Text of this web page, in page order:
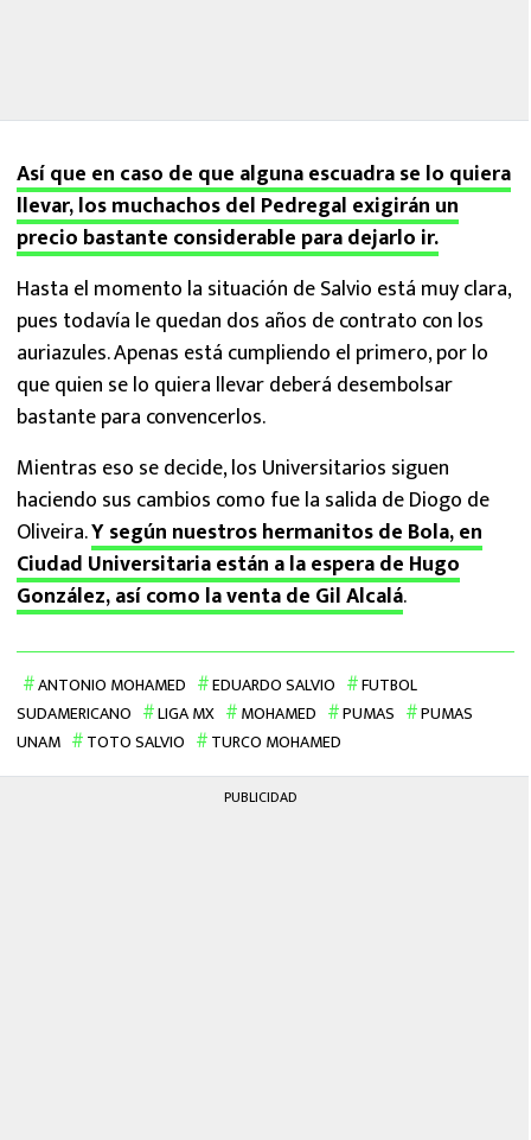
Así que en caso de que alguna escuadra se lo quiera
llevar, los muchachos del Pedregal exigirán un
precio bastante considerable para dejarlo ir.
Hasta el momento la situación de Salvio está muy clara,
pues todavía le quedan dos años de contrato con los
auriazules. Apenas está cumpliendo el primero, por lo
que quien se lo quiera llevar deberá desembolsar
bastante para convencerlos.
Mientras eso se decide, los Universitarios siguen
haciendo sus cambios como fue la salida de Diogo de
Oliveira.Y según nuestros hermanitos de Bola, en
Ciudad Universitaria están a la espera de Hugo
González, así como la venta de Gil Alcalá.
ANTONIO MOHAMED EDUARDO SALVIO
FUTBOL
SUDAMERICANO
LIGA MX MOHAMED PUMAS
PUMAS
UNAM
TOTO SALVIO TURCO MOHAMED
PUBLICIDAD